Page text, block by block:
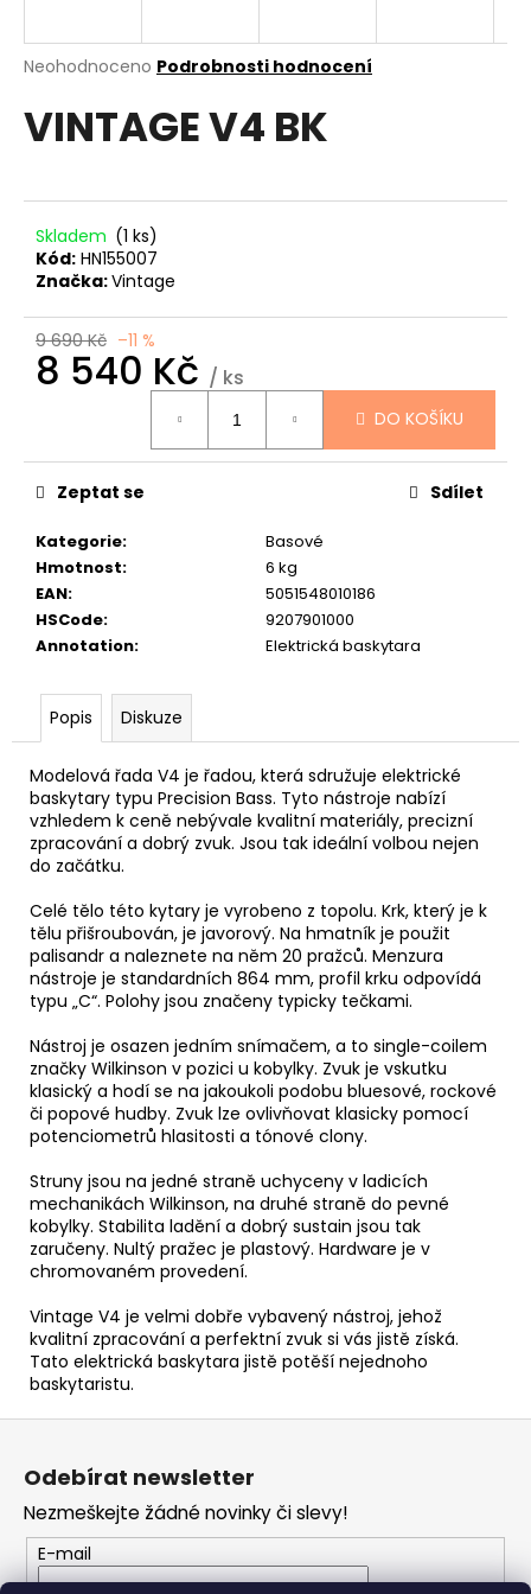
Průměrné
produktu
je
5
hvězdiček.
Neohodnoceno Podrobnosti hodnocení
VINTAGE V4 BK
Skladem (1 ks)
Kód: HN155007
Značka:Vintage
9 690 Kč –11 %
8 540 Kč / ks
DO KOŠÍKU
Kategorie:
Basové
Hmotnost:
6 kg
EAN:
5051548010186
HSCode:
9207901000
Annotation: Elektrická baskytara
Zeptat se Sdílet
Popis Diskuze
Modelová řada V4 je řadou, která sdružuje elektrické
baskytary typu Precision Bass. Tyto nástroje nabízí
vzhledem k ceně nebývale kvalitní materiály, precizní
zpracování a dobrý zvuk. Jsou tak ideální volbou nejen
do začátku.
Celé tělo této kytary je vyrobeno z topolu. Krk, který je k
tělu přišroubován, je javorový. Na hmatník je použit
palisandr a naleznete na něm 20 pražců. Menzura
nástroje je standardních 864 mm, profil krku odpovídá
typu „C“. Polohy jsou značeny typicky tečkami.
Nástroj je osazen jedním snímačem, a to single-coilem
značky Wilkinson v pozici u kobylky. Zvuk je vskutku
klasický a hodí se na jakoukoli podobu bluesové, rockové
či popové hudby. Zvuk lze ovlivňovat klasicky pomocí
potenciometrů hlasitosti a tónové clony.
Struny jsou na jedné straně uchyceny v ladicích
mechanikách Wilkinson, na druhé straně do pevné
kobylky. Stabilita ladění a dobrý sustain jsou tak
zaručeny. Nultý pražec je plastový. Hardware je v
chromovaném provedení.
Vintage V4 je velmi dobře vybavený nástroj, jehož
kvalitní zpracování a perfektní zvuk si vás jistě získá.
Tato elektrická baskytara jistě potěší nejednoho
baskytaristu.
j
t
?
D
o
u
č
u
e
m
TOKAI
EYES
DREADNOUGHT
CE62
AKUSTICKÁ
KYTARA
600
Kč
Z
Odebírat newsletter
Nezmeškejte žádné novinky či slevy!
E-mail